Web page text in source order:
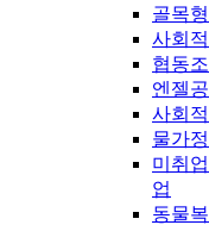
골목
사회
협동
엔젤
사회
물가
미취
업
동물복